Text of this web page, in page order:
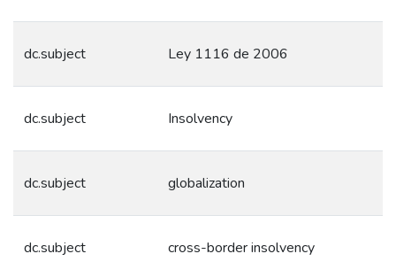
dc.subject Ley 1116 de 2006
dc.subject Insolvency
dc.subject globalization
dc.subject cross-border insolvency